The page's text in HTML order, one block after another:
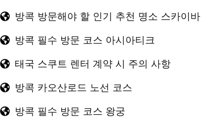
방콕 방문해야 할 인기 추천 명소 스카이바
방콕 필수 방문 코스 아시아티크
태국 스쿠트 렌터 계약 시 주의 사항
방콕 카오산로드 노선 코스
방콕 필수 방문 코스 왕궁